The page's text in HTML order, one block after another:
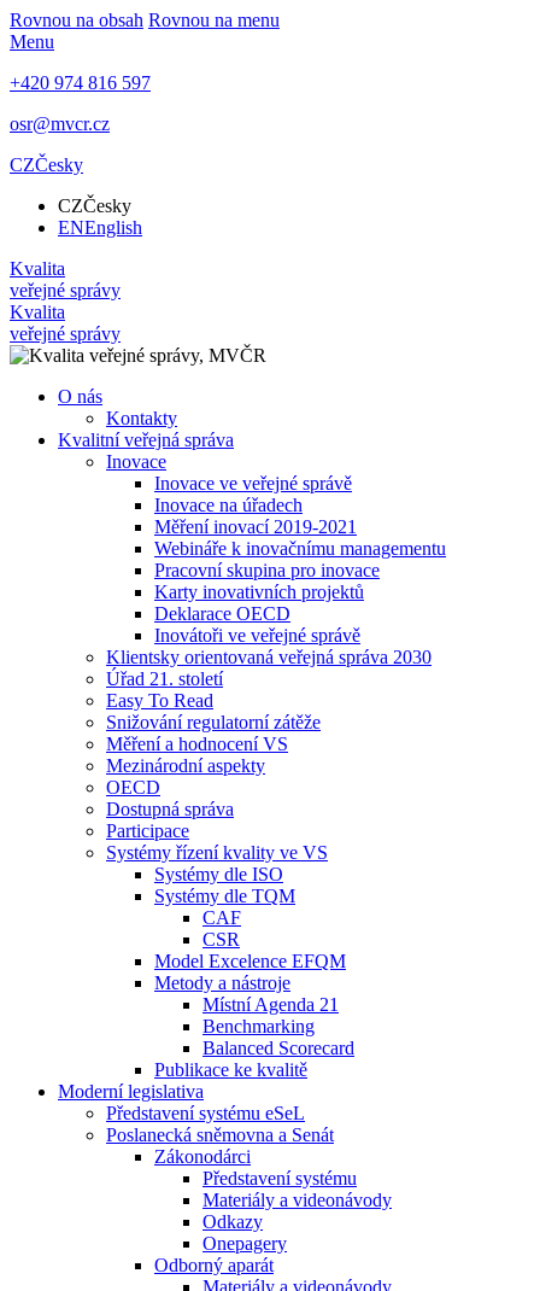
Rovnou na obsah Rovnou na menu
Menu
+420 974 816 597
osr@mvcr.cz
CZČesky
CZČesky
ENEnglish
Kvalita
veřejné správy
Kvalita
veřejné správy
O nás
Kontakty
Kvalitní veřejná správa
Inovace
Inovace ve veřejné správě
Inovace na úřadech
Měření inovací 2019-2021
Webináře k inovačnímu managementu
Pracovní skupina pro inovace
Karty inovativních projektů
Deklarace OECD
Inovátoři ve veřejné správě
Klientsky orientovaná veřejná správa 2030
Úřad 21. století
Easy To Read
Snižování regulatorní zátěže
Měření a hodnocení VS
Mezinárodní aspekty
OECD
Dostupná správa
Participace
Systémy řízení kvality ve VS
Systémy dle ISO
Systémy dle TQM
CAF
CSR
Model Excelence EFQM
Metody a nástroje
Místní Agenda 21
Benchmarking
Balanced Scorecard
Publikace ke kvalitě
Moderní legislativa
Představení systému eSeL
Poslanecká sněmovna a Senát
Zákonodárci
Představení systému
Materiály a videonávody
Odkazy
Onepagery
Odborný aparát
Materiály a videonávody